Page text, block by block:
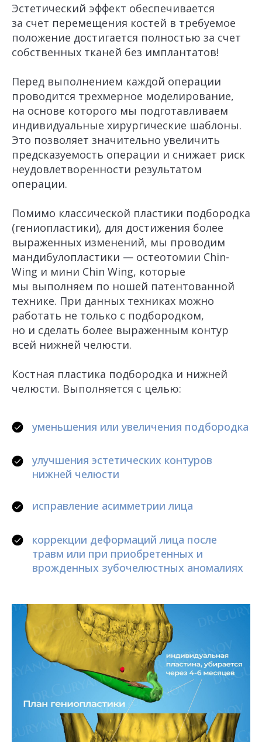
Эстетический эффект обеспечивается
за счет перемещения костей в требуемое
положение достигается полностью за счет
собственных тканей без имплантатов!
Перед выполнением каждой операции
проводится трехмерное моделирование,
на основе которого мы подготавливаем
индивидуальные хирургические шаблоны.
Это позволяет значительно увеличить
предсказуемость операции и снижает риск
неудовлетворенности результатом
операции.
Помимо классической пластики подбородка
(гениопластики), для достижения более
выраженных изменений, мы проводим
мандибулопластики — остеотомии Сhin-
Wing и мини Chin Wing, которые
мы выполняем по ношей патентованной
технике. При данных техниках можно
работать не только с подбородком,
но и сделать более выраженным контур
всей нижней челюсти.
Костная пластика подбородка и нижней
челюсти. Выполняется с целью:
уменьшения или увеличения подбородка
улучшения эстетических контуров
нижней челюсти
исправление асимметрии лица
коррекции деформаций лица после
травм или при приобретенных и
врожденных зубочелюстных аномалиях